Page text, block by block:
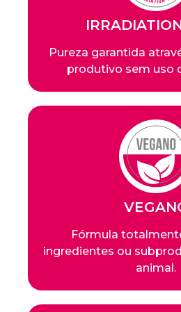
Pureza garantida
produtivo sem uso
Fórmula
ingredientes ou
animal.